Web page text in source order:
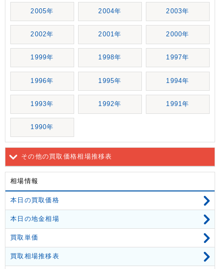
2005年 2004年 2003年
2002年 2001年 2000年
1999年 1998年 1997年
1996年 1995年 1994年
1993年 1992年 1991年
1990年
その他の買取価格相場推移表
相場情報
本日の買取価格
本日の地金相場
買取単価
買取相場推移表